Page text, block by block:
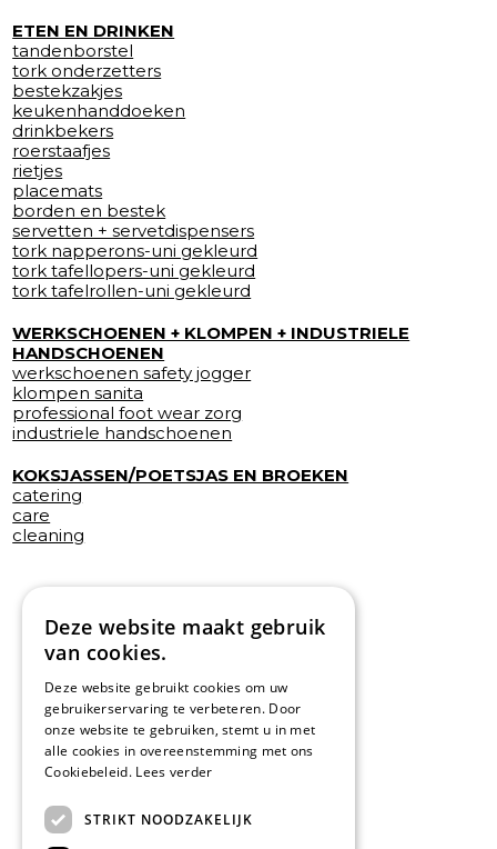
ETEN EN DRINKEN
tandenborstel
tork onderzetters
bestekzakjes
keukenhanddoeken
drinkbekers
roerstaafjes
rietjes
placemats
borden en bestek
servetten + servetdispensers
tork napperons-uni gekleurd
tork tafellopers-uni gekleurd
tork tafelrollen-uni gekleurd
WERKSCHOENEN + KLOMPEN + INDUSTRIELE
HANDSCHOENEN
werkschoenen safety jogger
klompen sanita
professional foot wear zorg
industriele handschoenen
KOKSJASSEN/POETSJAS EN BROEKEN
catering
care
cleaning
Deze website maakt gebruik
van cookies.
Deze website gebruikt cookies om uw
gebruikerservaring te verbeteren. Door
onze website te gebruiken, stemt u in met
alle cookies in overeenstemming met ons
Cookiebeleid. Lees verder
STRIKT NOODZAKELIJK